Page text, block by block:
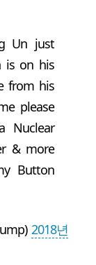
Un just
is on his
from his
please
Nuclear
& more
Button
2018년